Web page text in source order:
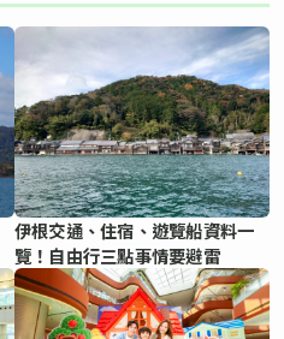
伊根交通、住宿、遊覽船資料一
覽！自由行三點事情要避雷